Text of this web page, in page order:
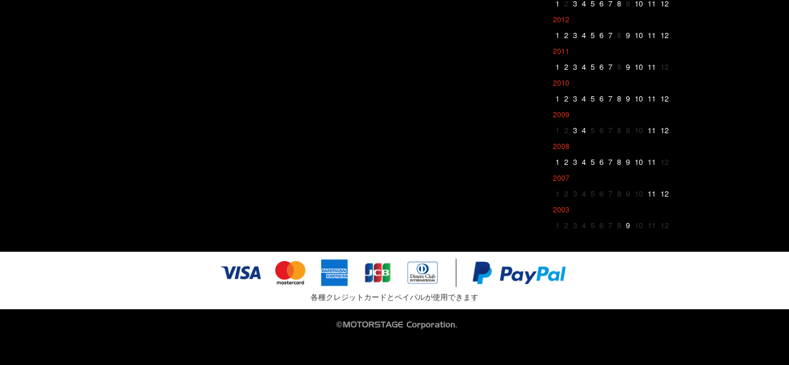
1 2 3 4 5 6 7 8 9 10 11 12
2012
1 2 3 4 5 6 7 8 9 10 11 12
2011
1 2 3 4 5 6 7 8 9 10 11 12
2010
1 2 3 4 5 6 7 8 9 10 11 12
2009
1 2 3 4 5 6 7 8 9 10 11 12
2008
1 2 3 4 5 6 7 8 9 10 11 12
2007
1 2 3 4 5 6 7 8 9 10 11 12
2003
1 2 3 4 5 6 7 8 9 10 11 12
各種クレジットカードとペイパルが使用できます